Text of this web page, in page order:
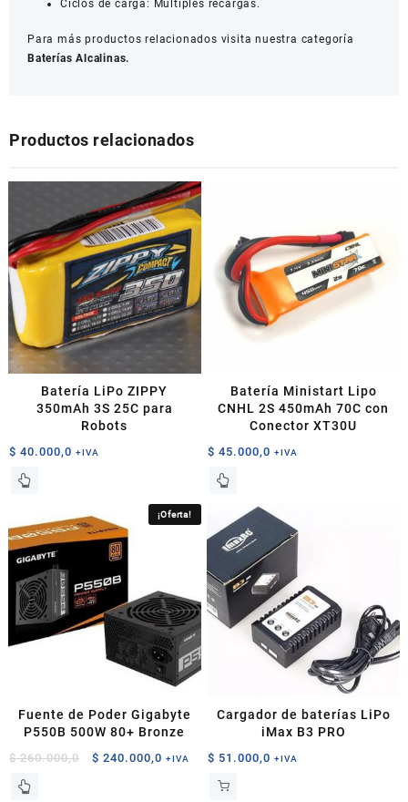
Ciclos de carga: Múltiples recargas.
Para más productos relacionados visita nuestra categoría
Baterías Alcalinas.
Productos relacionados
Batería LiPo ZIPPY
350mAh 3S 25C para
Robots
$ 40.000,0 +IVA
Batería Ministart Lipo
CNHL 2S 450mAh 70C con
Conector XT30U
$ 45.000,0 +IVA
¡Oferta!
Fuente de Poder Gigabyte
P550B 500W 80+ Bronze
$260.000,0
El
$ 240.000,0 El
+IVA
Cargador de baterías LiPo
iMax B3 PRO
$ 51.000,0 +IVA